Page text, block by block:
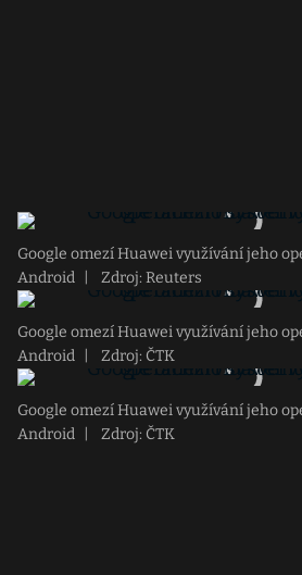
Google omezí Huawei využívání jeho
Android
Zdroj: Reuters
Google omezí Huawei využívání jeho
Android
Zdroj: ČTK
Google omezí Huawei využívání jeho
Android
Zdroj: ČTK